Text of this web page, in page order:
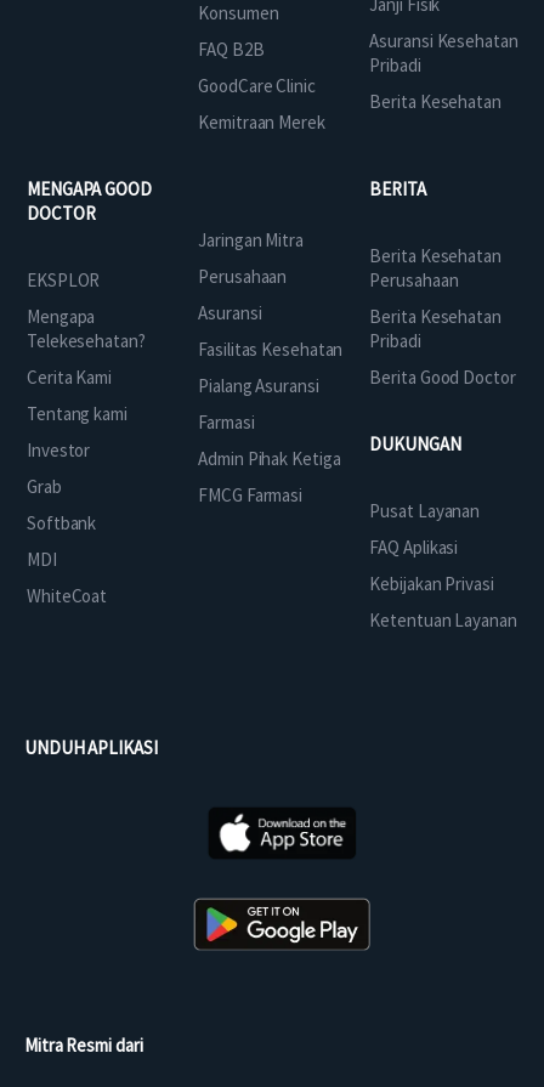
Konsumen
FAQ B2B
GoodCare Clinic
Kemitraan Merek
Asuransi Kesehatan
Pribadi
Berita Kesehatan
MENGAPA GOOD
DOCTOR
EKSPLOR
Mengapa
Telekesehatan?
Cerita Kami
Tentang kami
Investor
Grab
Softbank
MDI
WhiteCoat
Jaringan Mitra
Perusahaan
Asuransi
Fasilitas Kesehatan
Pialang Asuransi
Farmasi
Admin Pihak Ketiga
FMCG Farmasi
BERITA
Berita Kesehatan
Perusahaan
Berita Kesehatan
Pribadi
Berita Good Doctor
DUKUNGAN
Pusat Layanan
FAQ Aplikasi
Kebijakan Privasi
Ketentuan Layanan
UNDUH APLIKASI
Mitra Resmi dari